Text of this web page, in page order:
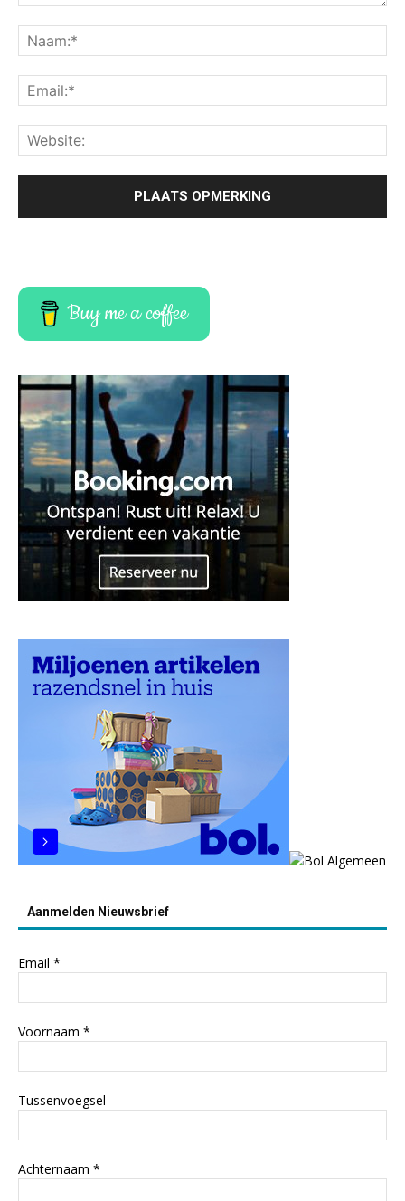
Buy me a coffee
Aanmelden Nieuwsbrief
Email *
Voornaam *
Tussenvoegsel
Achternaam *